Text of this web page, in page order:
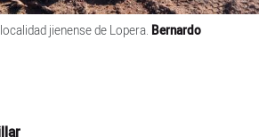
jienense de Lopera. Bernardo